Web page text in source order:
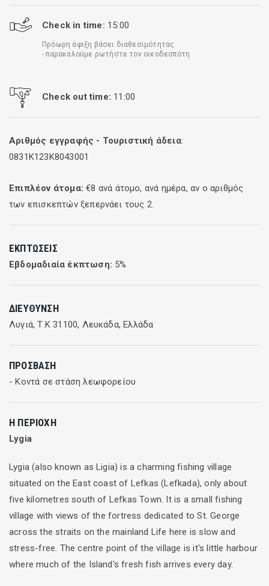
Check in time: 15:00
Πρόωρη άφιξη βάσει διαθεσιμότητας
- παρακαλούμε ρωτήστε τον οικοδεσπότη
Check out time: 11:00
Αριθμός εγγραφής - Τουριστική άδεια:
0831K123K8043001
Επιπλέον άτομα:€8 ανά άτομο, ανά ημέρα, αν ο αριθμός
των επισκεπτών ξεπερνάει τους 2
ΕΚΠΤΏΣΕΙΣ
Εβδομαδιαία έκπτωση: 5%
ΔΙΕΎΘΥΝΣΗ
Λυγιά, Τ.Κ 31100, Λευκάδα, Ελλάδα
ΠΡΌΣΒΑΣΗ
- Κοντά σε στάση λεωφορείου
Η ΠΕΡΙΟΧΉ
Lygia
Lygia (also known as Ligia) is a charming fishing village
situated on the East coast of Lefkas (Lefkada), only about
five kilometres south of Lefkas Town. It is a small fishing
village with views of the fortress dedicated to St. George
across the straits on the mainland Life here is slow and
stress-free. The centre point of the village is it's little harbour
where much of the Island's fresh fish arrives every day.